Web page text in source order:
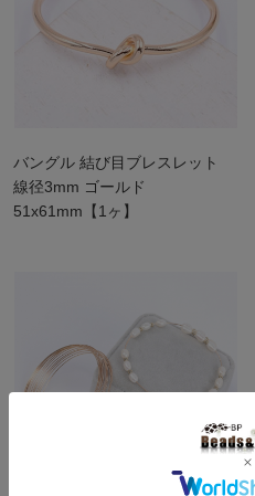
バングル 結び目ブレスレット
線径3mm ゴールド
51x61mm【1ヶ】